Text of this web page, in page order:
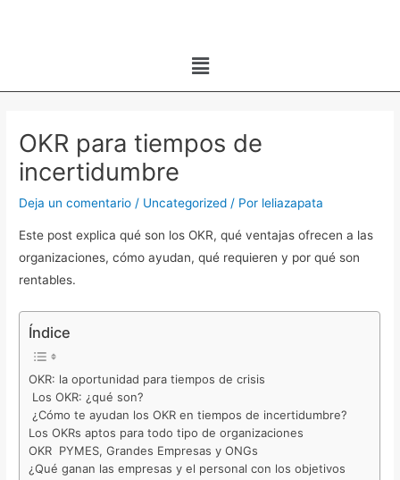
Menú
OKR para tiempos de
incertidumbre
Deja un comentario / Uncategorized / Por leliazapata
Este post explica qué son los OKR, qué ventajas ofrecen a las
organizaciones, cómo ayudan, qué requieren y por qué son
rentables.
Índice
OKR: la oportunidad para tiempos de crisis
Los OKR: ¿qué son?
¿Cómo te ayudan los OKR en tiempos de incertidumbre?
Los OKRs aptos para todo tipo de organizaciones
OKR PYMES, Grandes Empresas y ONGs
¿Qué ganan las empresas y el personal con los objetivos
entradas